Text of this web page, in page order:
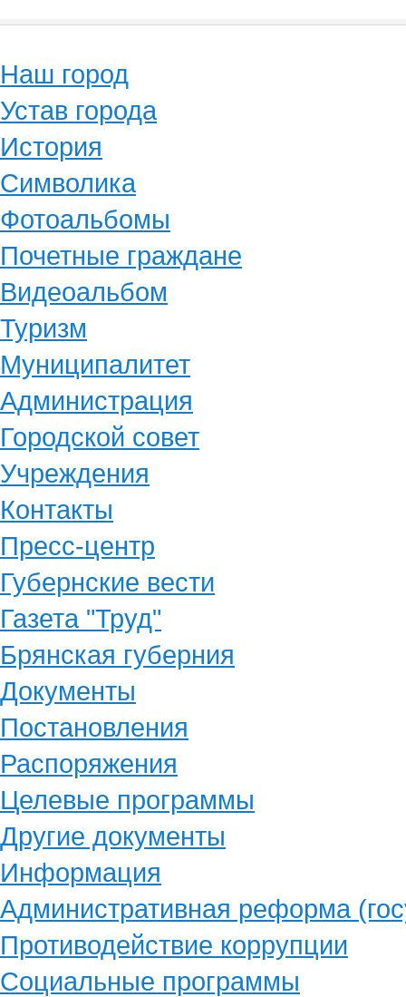
Наш город
Устав города
История
Символика
Фотоальбомы
Почетные граждане
Видеоальбом
Туризм
Муниципалитет
Администрация
Городской совет
Учреждения
Контакты
Пресс-центр
Губернские вести
Газета "Труд"
Брянская губерния
Документы
Постановления
Распоряжения
Целевые программы
Другие документы
Информация
Административная реформа
Противодействие коррупции
Социальные программы